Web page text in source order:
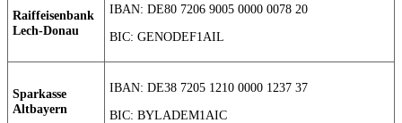
Raiffeisenbank
Lech-Donau
IBAN: DE80 7206 9005 0000 0078 20
BIC: GENODEF1AIL
Sparkasse
Altbayern
IBAN: DE38 7205 1210 0000 1237 37
BIC: BYLADEM1AIC